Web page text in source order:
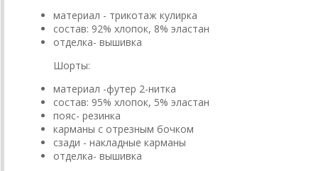
материал - трикотаж кулирка
состав: 92% хлопок, 8% эластан
отделка- вышивка
Шорты:
материал -футер 2-нитка
состав: 95% хлопок, 5% эластан
пояс- резинка
карманы с отрезным бочком
сзади - накладные карманы
отделка- вышивка